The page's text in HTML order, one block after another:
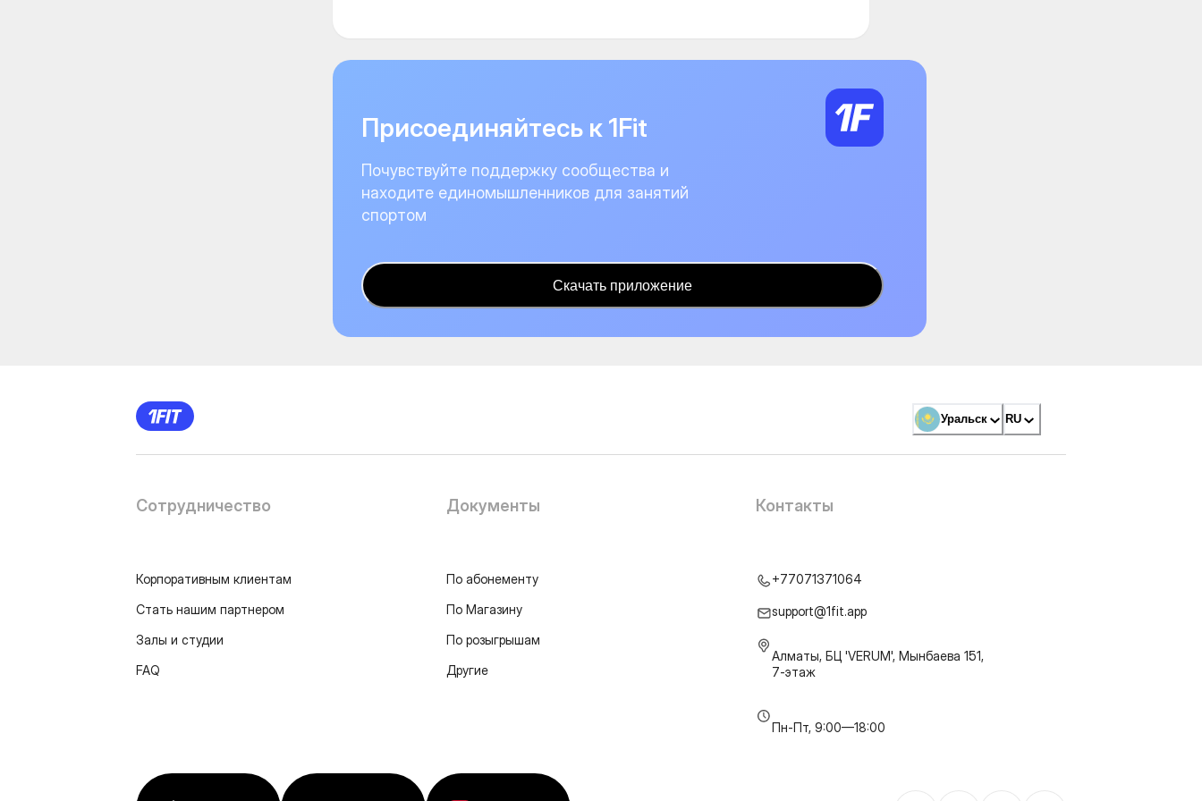
Присоединяйтесь к 1Fit
Почувствуйте поддержку сообщества и
находите единомышленников для занятий
спортом
Скачать приложение
Уральск RU
Сотрудничество
Корпоративным клиентам
Стать нашим партнером
Залы и студии
FAQ
Документы
По абонементу
По Магазину
По розыгрышам
Другие
Контакты
+77071371064
support@1fit.app
Алматы, БЦ 'VERUM', Мынбаева 151,
7-этаж
Пн-Пт, 9:00—18:00